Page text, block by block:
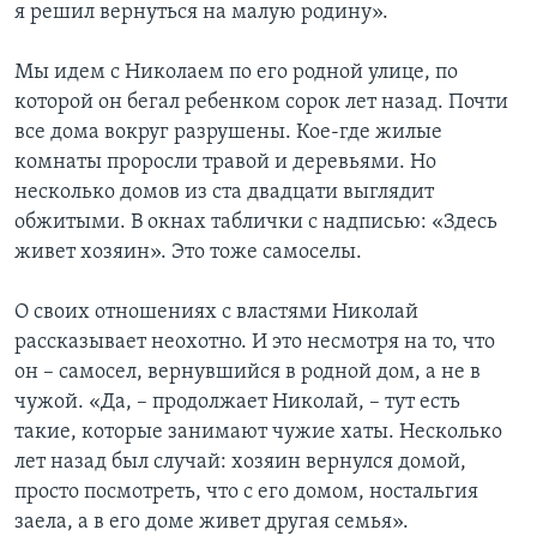
я решил вернуться на малую родину».
Мы идем с Николаем по его родной улице, по
которой он бегал ребенком сорок лет назад. Почти
все дома вокруг разрушены. Кое-где жилые
комнаты проросли травой и деревьями. Но
несколько домов из ста двадцати выглядит
обжитыми. В окнах таблички с надписью: «Здесь
живет хозяин». Это тоже самоселы.
О своих отношениях с властями Николай
рассказывает неохотно. И это несмотря на то, что
он – самосел, вернувшийся в родной дом, а не в
чужой. «Да, – продолжает Николай, – тут есть
такие, которые занимают чужие хаты. Несколько
лет назад был случай: хозяин вернулся домой,
просто посмотреть, что с его домом, ностальгия
заела, а в его доме живет другая семья».